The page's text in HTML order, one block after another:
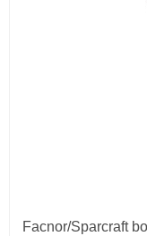
Facnor/Sparcraft